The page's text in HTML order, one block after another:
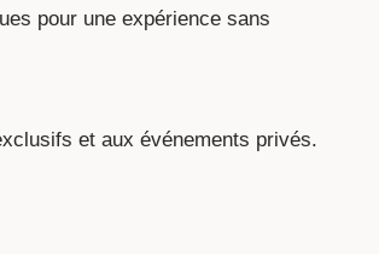
pour une expérience sans
et aux événements privés.